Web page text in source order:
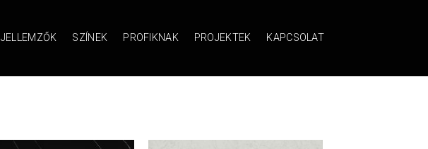
JELLEMZŐK SZÍNEK PROFIKNAK PROJEKTEK KAPCSOLAT